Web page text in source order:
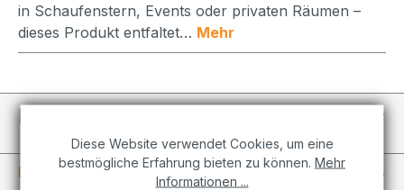
in Schaufenstern, Events oder privaten Räumen –
dieses Produkt entfaltet… Mehr
Individuelle Projekte
Informationen
Diese Website verwendet Cookies, um eine
bestmögliche Erfahrung bieten zu können. Mehr
Informationen ...